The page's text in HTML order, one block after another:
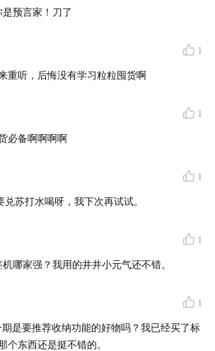
是预言家！刀了
1
重听，后悔没有学习粒粒囤货啊
1
必备啊啊啊啊
1
兑苏打水喝呀，我下次再试试。
1
哪家强？我用的井井小元气还不错。
1
期是要推荐收纳功能的好物吗？我已经买了标
个东西还是挺不错的。